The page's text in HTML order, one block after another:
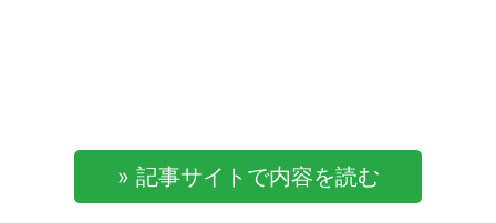
» 記事サイトで内容を読む